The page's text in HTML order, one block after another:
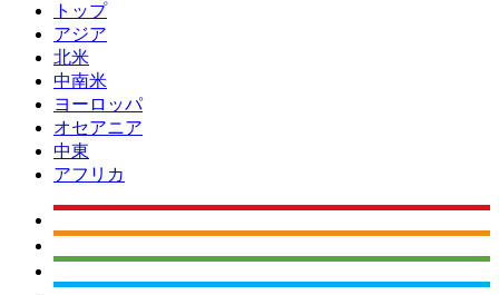
トップ
アジア
北米
中南米
ヨーロッパ
オセアニア
中東
アフリカ